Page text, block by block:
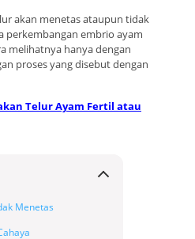
akan menetas ataupun tidak
perkembangan embrio ayam
melihatnya hanya dengan
proses yang disebut dengan
Telur Ayam Fertil atau
Menetas